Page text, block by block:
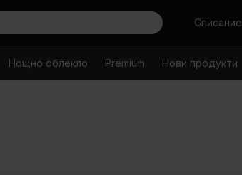
ТърсиСписание
Нощно облекло Premium Нови продукти